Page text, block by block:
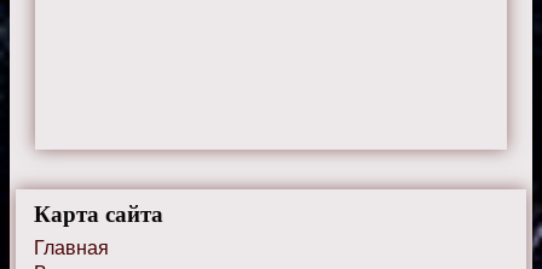
Карта сайта
Главная